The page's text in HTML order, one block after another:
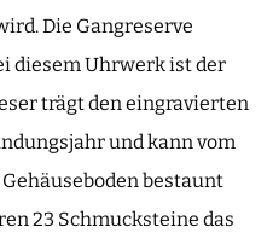
Die Gangreserve
diesem Uhrwerk ist der
trägt den eingravierten
und kann vom
bestaunt
23 Schmucksteine das